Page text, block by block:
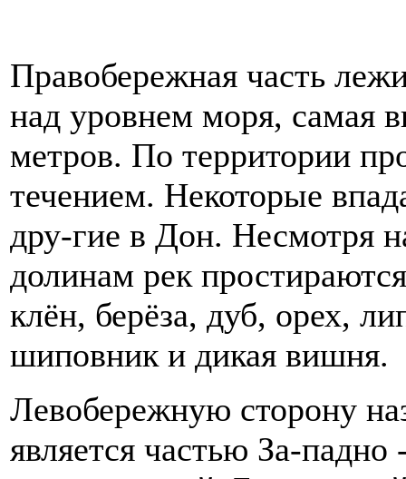
Правобережная часть
над уровнем моря, самая
метров. По территории
течением. Некоторые
дру-гие в Дон. Несмотря
долинам рек
клён, берёза, дуб, орех,
шиповник и дикая вишня.
Левобережную сторону
является частью За-